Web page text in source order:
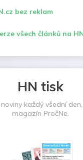
bez reklam
všech článků na
HN tisk
každý všední
magazín PročNe.